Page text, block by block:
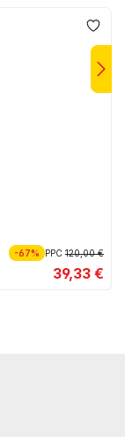
-67% PPC120,00 €
39,33 €